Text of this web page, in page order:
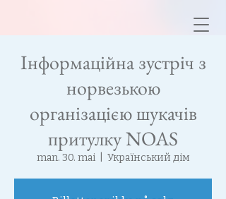
Інформаційна зустріч з
норвезькою
організацією шукачів
притулку NOAS
man. 30. mai
  |
Український дім